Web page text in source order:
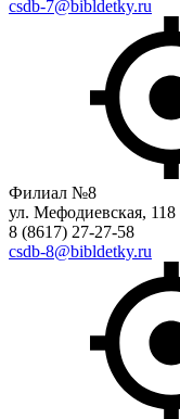
csdb-7@bibldetky.ru
Филиал №8
ул. Мефодиевская, 118
8 (8617) 27-27-58
csdb-8@bibldetky.ru